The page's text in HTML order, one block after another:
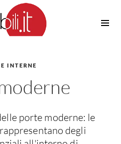
Casette in Legno
Ombrelloni
INTERNE
porte moderne: le
degli